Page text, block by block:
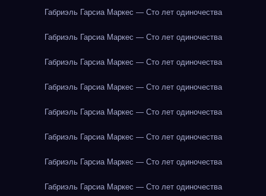
Габриэль Гарсиа Маркес — Сто лет одиночества
Габриэль Гарсиа Маркес — Сто лет одиночества
Габриэль Гарсиа Маркес — Сто лет одиночества
Габриэль Гарсиа Маркес — Сто лет одиночества
Габриэль Гарсиа Маркес — Сто лет одиночества
Габриэль Гарсиа Маркес — Сто лет одиночества
Габриэль Гарсиа Маркес — Сто лет одиночества
Габриэль Гарсиа Маркес — Сто лет одиночества